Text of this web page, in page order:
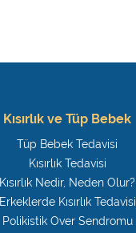
Kısırlık ve Tüp Bebek
Tüp Bebek Tedavisi
Kısırlık Tedavisi
Kısırlık Nedir, Neden Olur?
Erkeklerde Kısırlık Tedavisi
Polikistik Over Sendromu